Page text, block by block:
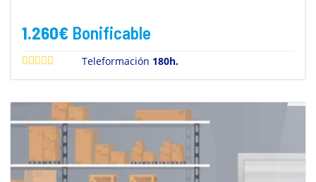
1.260€ Bonificable
Teleformación 180h.